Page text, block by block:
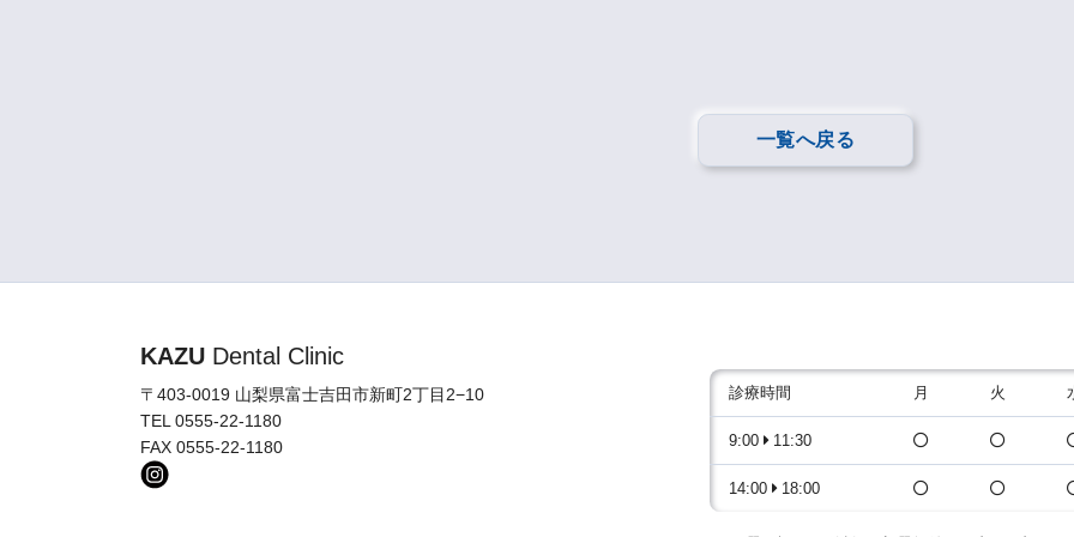
一覧へ戻る
KAZU Dental Clinic
〒403-0019 山梨県富士吉田市新町2丁目2−10
TEL 0555-22-1180
FAX 0555-22-1180
診療時間 月 火
9:00 11:30
14:00 18:00